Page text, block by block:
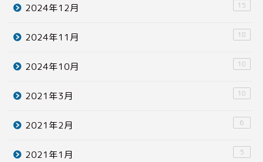
2024年12月 15
2024年11月 18
2024年10月 10
2021年3月 10
2021年2月 6
2021年1月 5